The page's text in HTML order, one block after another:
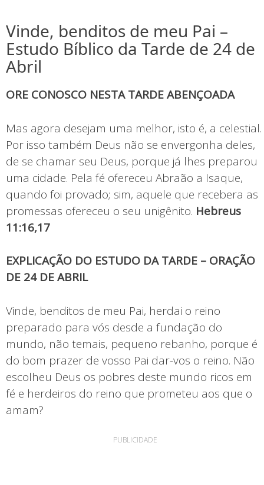
Vinde, benditos de meu Pai –
Estudo Bíblico da Tarde de 24 de
Abril
ORE CONOSCO NESTA TARDE ABENÇOADA
Mas agora desejam uma melhor, isto é, a celestial.
Por isso também Deus não se envergonha deles,
de se chamar seu Deus, porque já lhes preparou
uma cidade. Pela fé ofereceu Abraão a Isaque,
quando foi provado; sim, aquele que recebera as
promessas ofereceu o seu unigênito. Hebreus
11:16,17
EXPLICAÇÃO DO ESTUDO DA TARDE – ORAÇÃO
DE 24 DE ABRIL
Vinde, benditos de meu Pai, herdai o reino
preparado para vós desde a fundação do
mundo, não temais, pequeno rebanho, porque é
do bom prazer de vosso Pai dar-vos o reino. Não
escolheu Deus os pobres deste mundo ricos em
fé e herdeiros do reino que prometeu aos que o
amam?
PUBLICIDADE